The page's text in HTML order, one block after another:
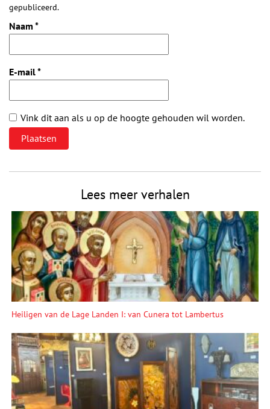
gepubliceerd.
Naam *
E-mail*
Vink dit aan als u op de hoogte gehouden wil worden.
Lees meer verhalen
Heiligen van de Lage Landen I: van Cunera tot Lambertus